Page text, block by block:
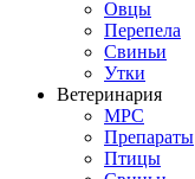
Овцы
Перепела
Свиньи
Утки
Ветеринария
МРС
Препараты
Птицы